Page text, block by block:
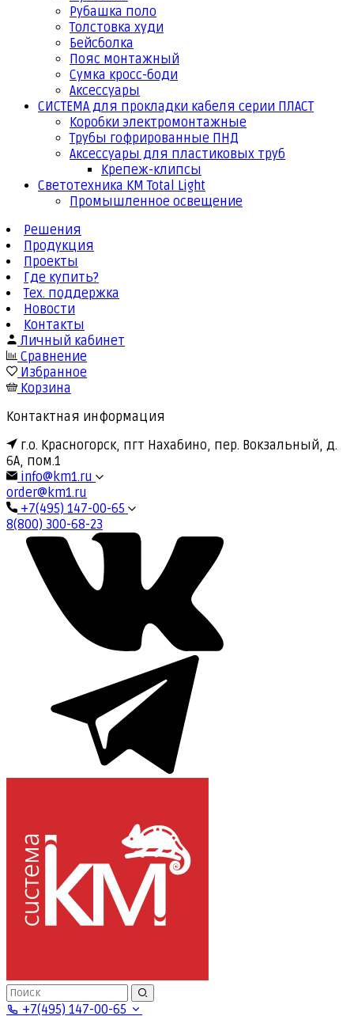
Рубашка поло
Толстовка худи
Бейсболка
Пояс монтажный
Сумка кросс-боди
Аксессуары
СИСТЕМА для прокладки кабеля серии ПЛАСТ
Коробки электромонтажные
Трубы гофрированные ПНД
Аксессуары для пластиковых труб
Крепеж-клипсы
Светотехника КМ Total Light
Промышленное освещение
Решения
Продукция
Проекты
Где купить?
Тех. поддержка
Новости
Контакты
Личный кабинет
Сравнение
Избранное
Корзина
Контактная информация
г.о. Красногорск, пгт Нахабино, пер. Вокзальный, д.
6А, пом.1
info@km1.ru
order@km1.ru
+7(495) 147-00-65
8(800) 300-68-23
+7(495) 147-00-65